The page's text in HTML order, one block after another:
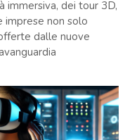
immersiva, dei tour 3D,
imprese non solo
dalle nuove